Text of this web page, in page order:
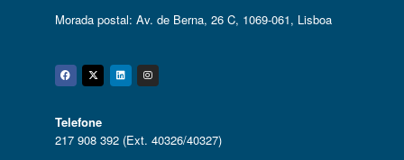
Morada postal: Av. de Berna, 26 C, 1069-061, Lisboa
Facebook
Twitter
Linkedin
Instagram
Telefone
217 908 392 (Ext. 40326/40327)